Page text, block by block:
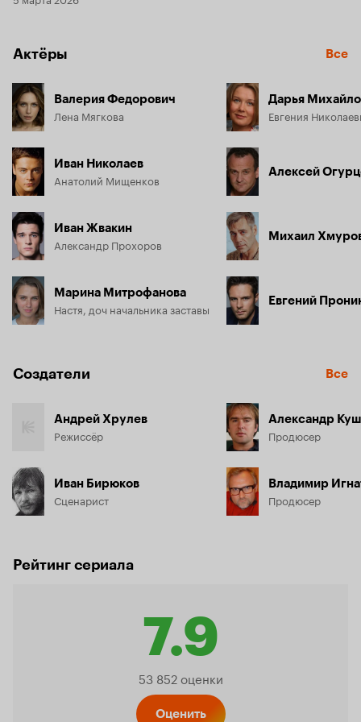
Актёры Все
Валерия Федорович
Лена Мягкова
Иван Николаев
Анатолий Мищенков
Иван Жвакин
Александр Прохоров
Марина Митрофанова
Настя, доч начальника заставы
Дарья
Алексей
Михаил
Евгений
Создатели Все
Андрей Хрулев
Режиссёр
Иван Бирюков
Сценарист
Александр
Продюсер
Владимир
Продюсер
Рейтинг сериала
7.9
Рейтинг
53 852 оценки
Оценить